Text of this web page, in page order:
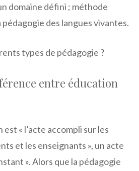
domaine défini ; méthode
pédagogie des langues vivantes.
types de pédagogie ?
entre éducation
est « l’acte accompli sur les
et les enseignants », un acte
». Alors que la pédagogie